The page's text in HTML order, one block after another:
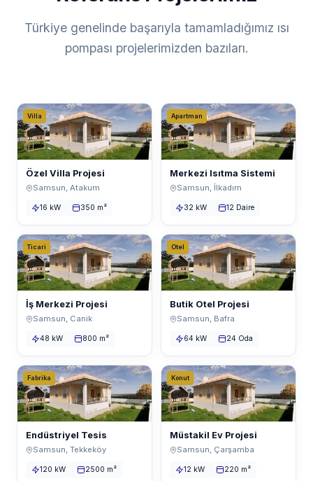
Türkiye genelinde başarıyla tamamladığımız ısı
pompası projelerimizden bazıları.
Villa
Özel Villa Projesi
Samsun, Atakum
16 kW 350 m²
Apartman
Merkezi Isıtma Sistemi
Samsun, İlkadım
32 kW 12 Daire
Ticari
İş Merkezi Projesi
Samsun, Canik
48 kW 800 m²
Otel
Butik Otel Projesi
Samsun, Bafra
64 kW 24 Oda
Fabrika
Endüstriyel Tesis
Samsun, Tekkeköy
120 kW 2500 m²
Konut
Müstakil Ev Projesi
Samsun, Çarşamba
12 kW 220 m²